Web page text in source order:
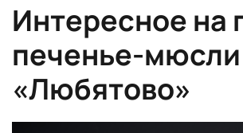
Интересное на
печенье-мюсли
«Любятово»